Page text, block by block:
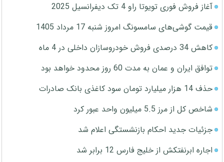
آغاز فروش فوری تویوتا راو 4 تک دیفرانسیل 2025
قیمت گوشی‌های سامسونگ امروز شنبه 17 مرداد 1405
کاهش 34 درصدی فروش خودروسازان داخلی در 4 ماه
توافق ایران و عمان به مدت 60 روز محدود خواهد بود
حذف 14 هزار میلیارد تومان سود کاغذی بانک صادرات
شاخص کل از مرز 5.5 میلیون واحد عبور کرد
جزئیات جدید احکام بازنشستگی اعلام شد
اجاره ابرنفتکش از خلیج فارس 12 برابر شد